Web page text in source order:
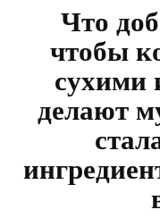
Что
чтобы
сухими
делают